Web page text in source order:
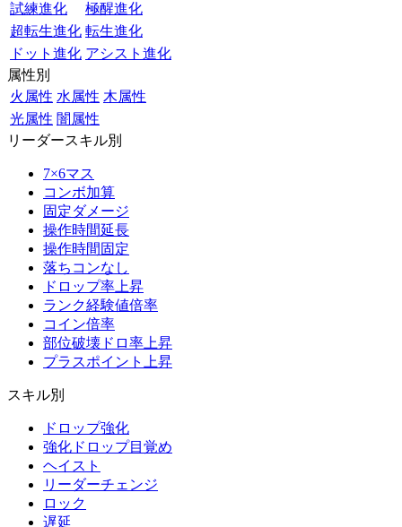
試練進化
極醒進化
超転生進化 転生進化
ドット進化 アシスト進化
属性別
火属性 水属性 木属性
光属性 闇属性
リーダースキル別
7×6マス
コンボ加算
固定ダメージ
操作時間延長
操作時間固定
落ちコンなし
ドロップ率上昇
ランク経験値倍率
コイン倍率
部位破壊ドロ率上昇
プラスポイント上昇
スキル別
ドロップ強化
強化ドロップ目覚め
ヘイスト
リーダーチェンジ
ロック
遅延